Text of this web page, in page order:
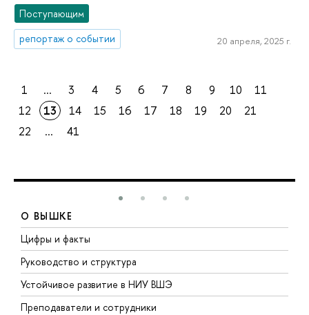
Поступающим
репортаж о событии
20 апреля, 2025 г.
1 ... 3 4 5 6 7 8 9 10
11
12
13 14 15 16 17 18 19 20
21
22
... 41
О ВЫШКЕ
Цифры и факты
Руководство и структура
Устойчивое развитие в НИУ ВШЭ
Преподаватели и сотрудники